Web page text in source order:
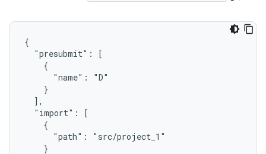
{
  "presubmit": [
    {
      "name": "D"
    }
  ],
  "import": [
    {
      "path": "src/project_1"
    }